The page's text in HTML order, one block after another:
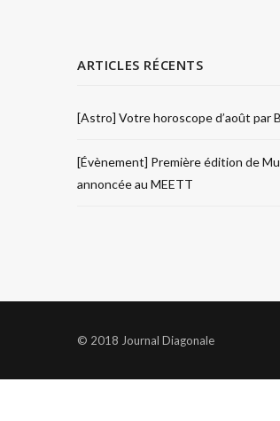
ARTICLES RÉCENTS
[Astro] Votre horoscope d’août par
[Évènement] Première édition de
annoncée au MEETT
© 2018 Journal Diagonale